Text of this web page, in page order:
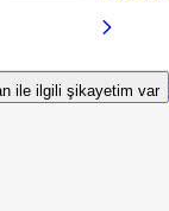
ile ilgili şikayetim var